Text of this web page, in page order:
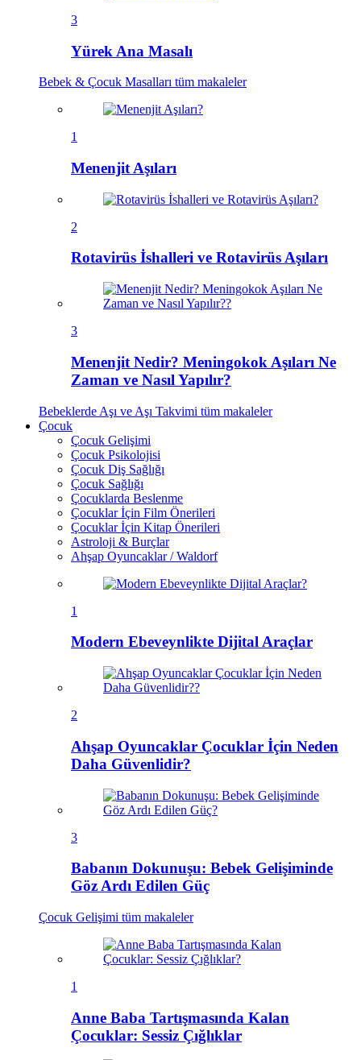
3
Yürek Ana Masalı
Bebek & Çocuk Masalları tüm makaleler
1
Menenjit Aşıları
2
Rotavirüs İshalleri ve Rotavirüs Aşıları
3
Menenjit Nedir? Meningokok Aşıları Ne
Zaman ve Nasıl Yapılır?
Bebeklerde Aşı ve Aşı Takvimi tüm makaleler
Çocuk
Çocuk Gelişimi
Çocuk Psikolojisi
Çocuk Diş Sağlığı
Çocuk Sağlığı
Çocuklarda Beslenme
Çocuklar İçin Film Önerileri
Çocuklar İçin Kitap Önerileri
Astroloji & Burçlar
Ahşap Oyuncaklar / Waldorf
1
Modern Ebeveynlikte Dijital Araçlar
2
Ahşap Oyuncaklar Çocuklar İçin Neden
Daha Güvenlidir?
3
Babanın Dokunuşu: Bebek Gelişiminde
Göz Ardı Edilen Güç
Çocuk Gelişimi tüm makaleler
1
Anne Baba Tartışmasında Kalan
Çocuklar: Sessiz Çığlıklar